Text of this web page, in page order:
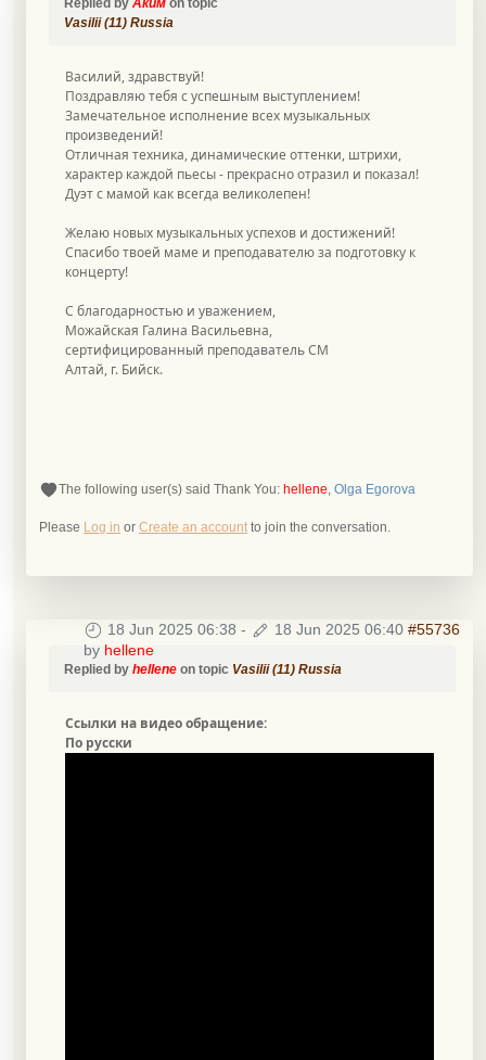
Replied by Аким on topic
Vasilii (11) Russia
Василий, здравствуй!
Поздравляю тебя с успешным выступлением!
Замечательное исполнение всех музыкальных
произведений!
Отличная техника, динамические оттенки, штрихи,
характер каждой пьесы - прекрасно отразил и показал!
Дуэт с мамой как всегда великолепен!
Желаю новых музыкальных успехов и достижений!
Спасибо твоей маме и преподавателю за подготовку к
концерту!
С благодарностью и уважением,
Можайская Галина Васильевна,
сертифицированный преподаватель СМ
Алтай, г. Бийск.
The following user(s) said Thank You: hellene, Olga Egorova
Please Log in or Create an account to join the conversation.
18 Jun 2025 06:38 - 18 Jun 2025 06:40 #55736
by hellene
Replied by hellene on topic Vasilii (11) Russia
Ссылки на видео обращение:
По русски